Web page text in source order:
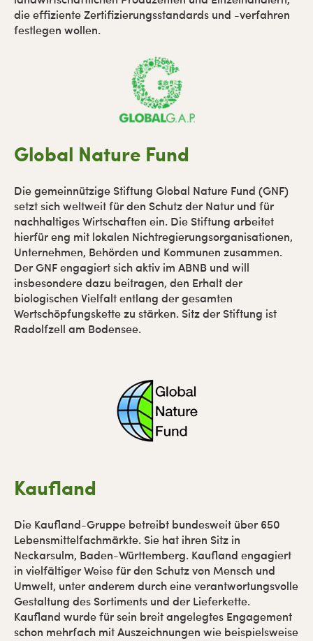
die effiziente Zertifizierungsstandards und -verfahren
festlegen wollen.
Global Nature Fund
Die gemeinnützige Stiftung Global Nature Fund (GNF)
setzt sich weltweit für den Schutz der Natur und für
nachhaltiges Wirtschaften ein. Die Stiftung arbeitet
hierfür eng mit lokalen Nichtregierungsorganisationen,
Unternehmen, Behörden und Kommunen zusammen.
Der GNF engagiert sich aktiv im ABNB und will
insbesondere dazu beitragen, den Erhalt der
biologischen Vielfalt entlang der gesamten
Wertschöpfungskette zu stärken. Sitz der Stiftung ist
Radolfzell am Bodensee.
Kaufland
Die Kaufland-Gruppe betreibt bundesweit über 650
Lebensmittelfachmärkte. Sie hat ihren Sitz in
Neckarsulm, Baden-Württemberg. Kaufland engagiert
in vielfältiger Weise für den Schutz von Mensch und
Umwelt, unter anderem durch eine verantwortungsvolle
Gestaltung des Sortiments und der Lieferkette.
Kaufland wurde für sein breit angelegtes Engagement
schon mehrfach mit Auszeichnungen wie beispielsweise